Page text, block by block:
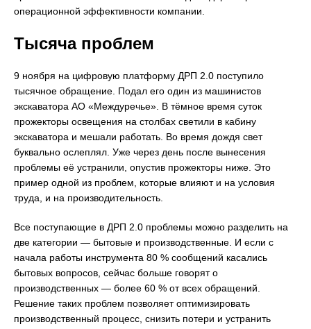
операционной эффективности компании.
Тысяча проблем
9 ноября на цифровую платформу ДРП 2.0 поступило
тысячное обращение. Подал его один из машинистов
экскаватора АО «Междуречье». В тёмное время суток
прожекторы освещения на столбах светили в кабину
экскаватора и мешали работать. Во время дождя свет
буквально ослеплял. Уже через день после вынесения
проблемы её устранили, опустив прожекторы ниже. Это
пример одной из проблем, которые влияют и на условия
труда, и на производительность.
Все поступающие в ДРП 2.0 проблемы можно разделить на
две категории — бытовые и производственные. И если с
начала работы инструмента 80 % сообщений касались
бытовых вопросов, сейчас больше говорят о
производственных — более 60 % от всех обращений.
Решение таких проблем позволяет оптимизировать
производственный процесс, снизить потери и устранить